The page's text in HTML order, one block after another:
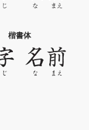
楷書体